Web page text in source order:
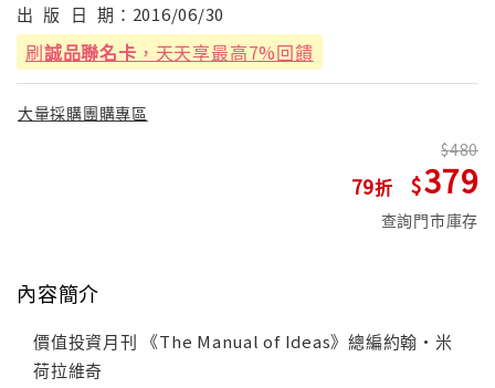
出 版 日 期： 2016/06/30
刷誠品聯名卡 ，天天享最高7%回饋
大量採購團購專區
79
480
379
查詢門市庫存
內容簡介
價值投資月刊 《The Manual of Ideas》總編約翰·米
荷拉維奇